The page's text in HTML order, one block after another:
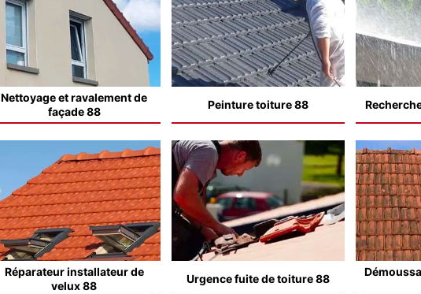
Nettoyage et ravalement de
façade 88
Peinture toiture 88
Réparateur installateur de
velux 88
Urgence fuite de toiture 88